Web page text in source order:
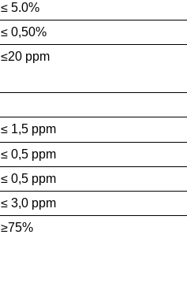
≤ 5.0%
≤ 0,50%
≤20 ppm
≤ 1,5 ppm
≤ 0,5 ppm
≤ 0,5 ppm
≤ 3,0 ppm
≥75%